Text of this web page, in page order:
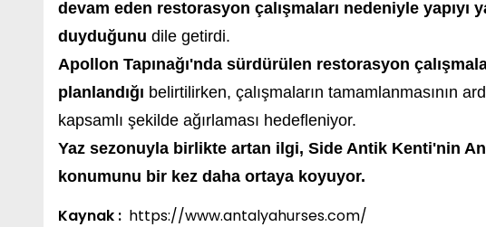
devam eden restorasyon çalışmaları nedeniyle yapıyı
duyduğunu dile getirdi.
Apollon Tapınağı'nda sürdürülen restorasyon
planlandığı belirtilirken, çalışmaların tamamlanmasının
kapsamlı şekilde ağırlaması hedefleniyor.
Yaz sezonuyla birlikte artan ilgi, Side Antik Kenti'nin
konumunu bir kez daha ortaya koyuyor.
Kaynak : https://www.antalyahurses.com/